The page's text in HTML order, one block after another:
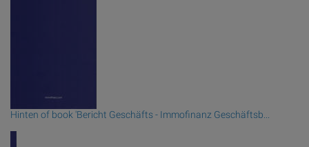
Hinten of book 'Bericht Geschäfts - Immofinanz Geschäftsb...